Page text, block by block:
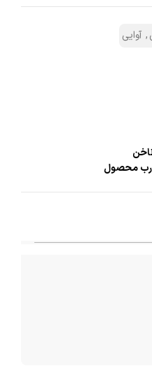
, آوایی
درب محصول